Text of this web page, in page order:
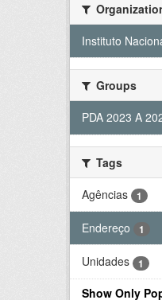
Instituto
Groups
PDA 2023 A
Tags
Agências
1
Endereço 1
Unidades 1
Show Only